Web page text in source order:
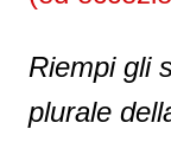
Riempi gli
plurale